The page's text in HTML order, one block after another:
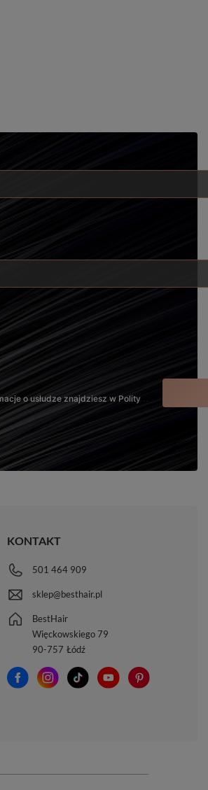
usłudze znajdziesz w Polityce Prywatności oraz Regulaminie.
KONTAKT
501 464 909
sklep@besthair.pl
BestHair
Więckowskiego 79
90-757 Łódź